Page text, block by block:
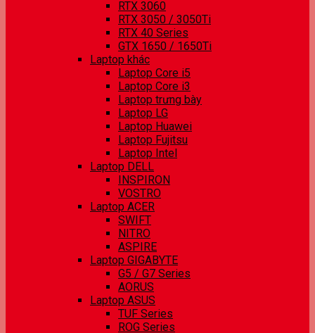
RTX 3060
RTX 3050 / 3050Ti
RTX 40 Series
GTX 1650 / 1650Ti
Laptop khác
Laptop Core i5
Laptop Core i3
Laptop trưng bày
Laptop LG
Laptop Huawei
Laptop Fujitsu
Laptop Intel
Laptop DELL
INSPIRON
VOSTRO
Laptop ACER
SWIFT
NITRO
ASPIRE
Laptop GIGABYTE
G5 / G7 Series
AORUS
Laptop ASUS
TUF Series
ROG Series